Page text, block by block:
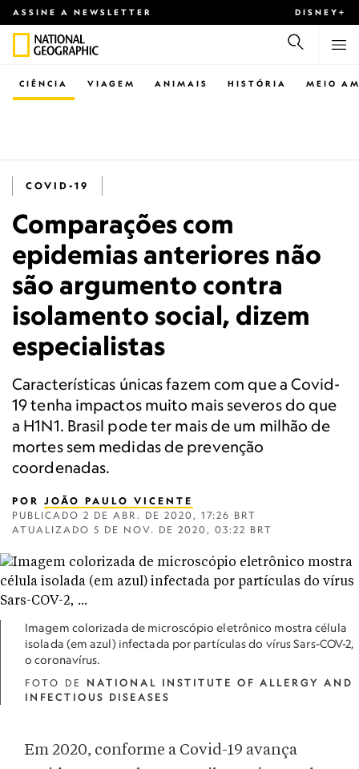
ASSINE A NEWSLETTER DISNEY+
CIÊNCIA VIAGEM ANIMAIS HISTÓRIA MEIO
COVID-19
Comparações com
epidemias anteriores não
são argumento contra
isolamento social, dizem
especialistas
Características únicas fazem com que a Covid-
19 tenha impactos muito mais severos do que
a H1N1. Brasil pode ter mais de um milhão de
mortes sem medidas de prevenção
coordenadas.
POR JOÃO PAULO VICENTE
PUBLICADO 2 DE ABR. DE 2020, 17:26 BRT
ATUALIZADO 5 DE NOV. DE 2020, 03:22 BRT
Imagem colorizada de microscópio eletrônico mostra célula
isolada (em azul) infectada por partículas do vírus Sars-COV-2,
o coronavírus.
FOTO DE NATIONAL INSTITUTE OF ALLERGY AND
INFECTIOUS DISEASES
Em 2020, conforme a Covid-19 avança